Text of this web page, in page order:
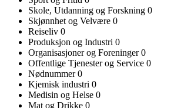
Skole, Utdanning og Forskning 0
Skjønnhet og Velvære 0
Reiseliv 0
Produksjon og Industri 0
Organisasjoner og Foreninger0
Offentlige Tjenester og Service 0
Nødnummer0
Kjemisk industri 0
Medisin og Helse 0
Mat og Drikke 0